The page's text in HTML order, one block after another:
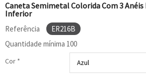
Caneta Semimetal Colorida Com 3
Inferior
Referência
ER216B
Quantidade mínima 100
Cor *